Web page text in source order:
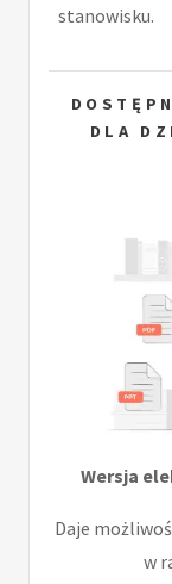
stanowisku.
DLA
Wersja
Daje
w